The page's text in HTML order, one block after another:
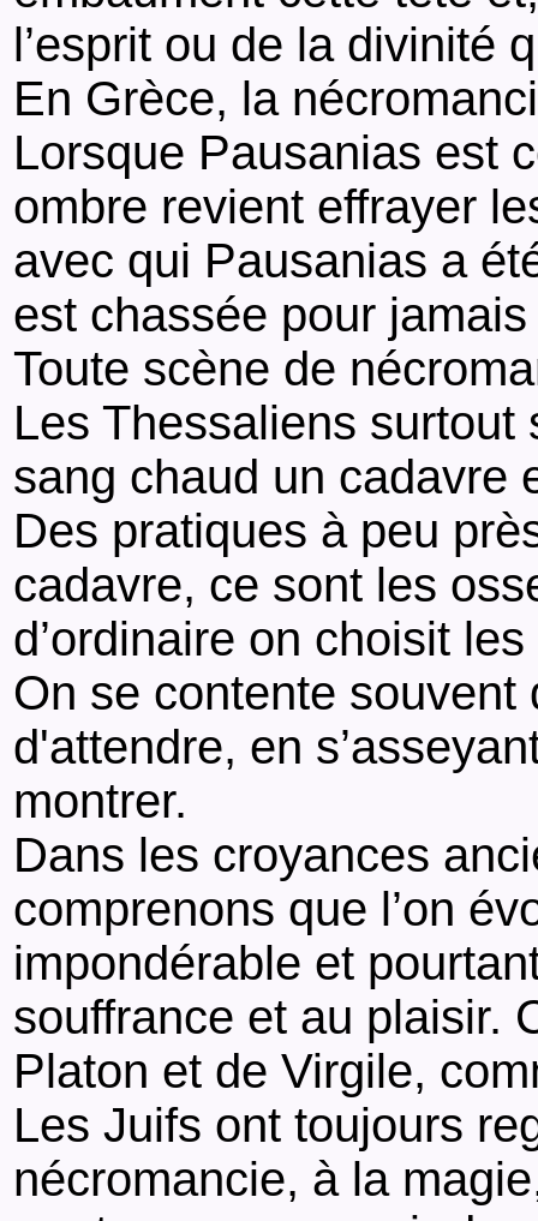
l’esprit ou de la divinité
En Grèce, la
Lorsque Pausanias est
ombre revient effrayer
avec qui Pausanias a
est chassée pour
Toute scène de
Les Thessaliens
sang chaud un cadavre
Des pratiques à peu
cadavre, ce sont les
d’ordinaire on choisit
On se contente souvent
d'attendre, en
montrer.
Dans les croyances
comprenons que l’on
impondérable et
souffrance et au plaisir.
Platon et de Virgile,
Les Juifs ont toujours
nécromancie, à la